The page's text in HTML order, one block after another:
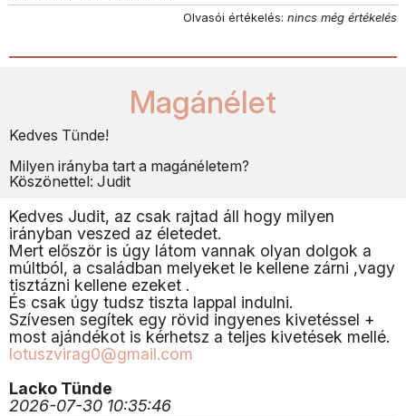
Olvasói értékelés: nincs még értékelés
Magánélet
Kedves Tünde!
Milyen irányba tart a magánéletem?
Köszönettel: Judit
Kedves Judit, az csak rajtad áll hogy milyen
irányban veszed az életedet.
Mert először is úgy látom vannak olyan dolgok a
múltból, a családban melyeket le kellene zárni ,vagy
tisztázni kellene ezeket .
És csak úgy tudsz tiszta lappal indulni.
Szívesen segítek egy rövid ingyenes kivetéssel +
most ajándékot is kérhetsz a teljes kivetések mellé.
lotuszvirag0@gmail.com
Lacko Tünde
2026-07-30 10:35:46